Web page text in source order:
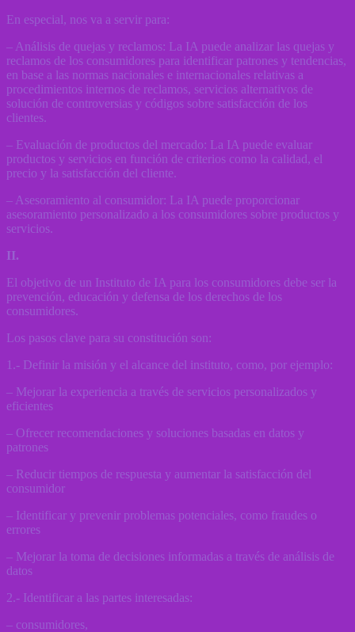
En especial, nos va a servir para:
– Análisis de quejas y reclamos: La IA puede analizar las quejas y
reclamos de los consumidores para identificar patrones y tendencias,
en base a las normas nacionales e internacionales relativas a
procedimientos internos de reclamos, servicios alternativos de
solución de controversias y códigos sobre satisfacción de los
clientes.
– Evaluación de productos del mercado: La IA puede evaluar
productos y servicios en función de criterios como la calidad, el
precio y la satisfacción del cliente.
– Asesoramiento al consumidor: La IA puede proporcionar
asesoramiento personalizado a los consumidores sobre productos y
servicios.
II.
El objetivo de un Instituto de IA para los consumidores debe ser la
prevención, educación y defensa de los derechos de los
consumidores.
Los pasos clave para su constitución son:
1.- Definir la misión y el alcance del instituto, como, por ejemplo:
– Mejorar la experiencia a través de servicios personalizados y
eficientes
– Ofrecer recomendaciones y soluciones basadas en datos y
patrones
– Reducir tiempos de respuesta y aumentar la satisfacción del
consumidor
– Identificar y prevenir problemas potenciales, como fraudes o
errores
– Mejorar la toma de decisiones informadas a través de análisis de
datos
2.- Identificar a las partes interesadas:
– consumidores,